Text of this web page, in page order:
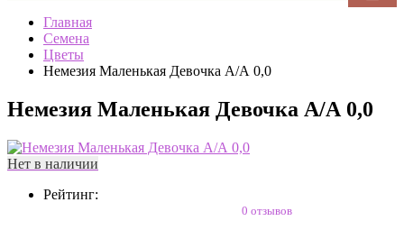
Главная
Семена
Цветы
Немезия Маленькая Девочка А/А 0,0
Немезия Маленькая Девочка А/А 0,0
Нет в наличии
Рейтинг:
0 отзывов